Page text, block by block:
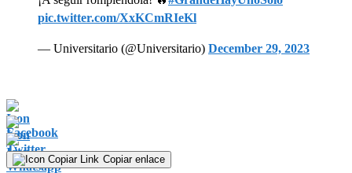
pic.twitter.com/XxKCmRIeKl
— Universitario (@Universitario) December 29, 2023
Copiar enlace